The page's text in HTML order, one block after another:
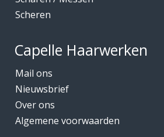
Scheren
Capelle Haarwerken
Mail ons
Nieuwsbrief
Over ons
Algemene voorwaarden